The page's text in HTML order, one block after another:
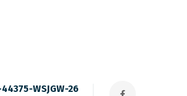
WSJGW-26